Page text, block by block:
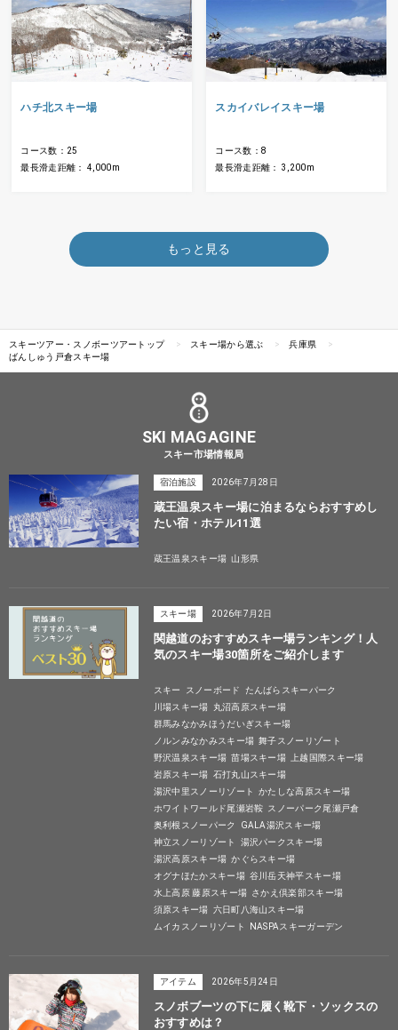
ハチ北スキー場
コース数：25
最長滑走距離： 4,000m
スカイバレイスキー場
コース数：8
最長滑走距離： 3,200m
もっと見る
スキーツアー・スノボーツアートップ スキー場から選ぶ
兵庫県
ばんしゅう戸倉スキー場
SKI MAGAGINE
スキー市場情報局
宿泊施設 2026年7月28日
蔵王温泉スキー場に泊まるならおすすめし
たい宿・ホテル11選
蔵王温泉スキー場 山形県
スキー場 2026年7月2日
関越道のおすすめスキー場ランキング！人
気のスキー場30箇所をご紹介します
スキー スノーボード
たんばらスキーパーク
川場スキー場
丸沼高原スキー場
群馬みなかみほうだいぎスキー場
ノルンみなかみスキー場 舞子スノーリゾート
野沢温泉スキー場 苗場スキー場
上越国際スキー場
岩原スキー場 石打丸山スキー場
湯沢中里スノーリゾート
かたしな高原スキー場
ホワイトワールド尾瀬岩鞍 スノーパーク尾瀬戸倉
奥利根スノーパーク
GALA湯沢スキー場
神立スノーリゾート
湯沢パークスキー場
湯沢高原スキー場 かぐらスキー場
オグナほたかスキー場 谷川岳天神平スキー場
水上高原 藤原スキー場 さかえ倶楽部スキー場
須原スキー場 六日町八海山スキー場
ムイカスノーリゾート
NASPAスキーガーデン
アイテム 2026年5月24日
スノボブーツの下に履く靴下・ソックスの
おすすめは？